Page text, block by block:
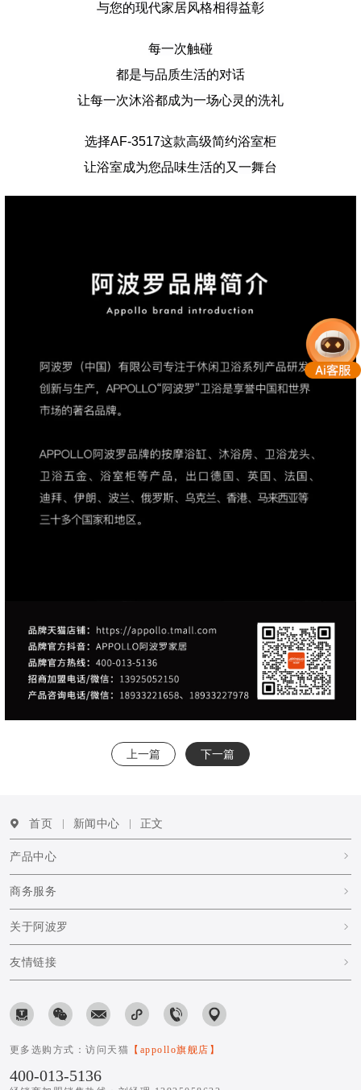
与您的现代家居风格相得益彰
每一次触碰
都是与品质生活的对话
让每一次沐浴都成为一场心灵的洗礼
选择AF-3517这款高级简约浴室柜
让浴室成为您品味生活的又一舞台
上一篇 下一篇
首页 新闻中心 正文
产品中心
商务服务
关于阿波罗
友情链接
更多选购方式：访问天猫 【appollo旗舰店】
400-013-5136